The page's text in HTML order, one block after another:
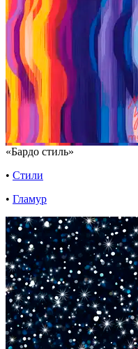
«Бардо стиль»
• Стили
• Гламур